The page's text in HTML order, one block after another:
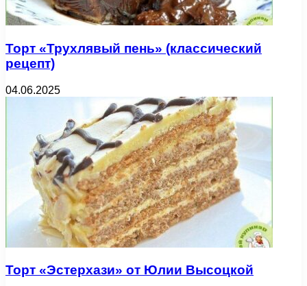
Торт «Трухлявый пень» (классический
рецепт)
04.06.2025
Торт «Эстерхази» от Юлии Высоцкой